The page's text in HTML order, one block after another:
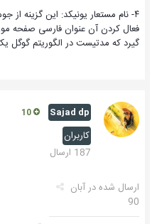
فعال کردن آن عنوان فارسی صفحه
گیرد که مدتیست در الگوریتم
Sajad dp
کاربران
187 ارسال
ارسال شده درآبان
90